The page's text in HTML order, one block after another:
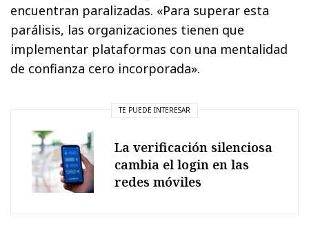
encuentran paralizadas. «Para superar esta
parálisis, las organizaciones tienen que
implementar plataformas con una mentalidad
de confianza cero incorporada».
TE PUEDE INTERESAR
La verificación silenciosa
cambia el login en las
redes móviles